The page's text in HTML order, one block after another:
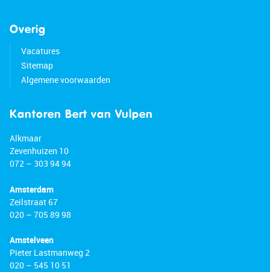
Overig
Vacatures
Sitemap
Algemene voorwaarden
Kantoren Bert van Vulpen
Alkmaar
Zevenhuizen 10
072 – 303 94 94
Amsterdam
Zeilstraat 67
020 – 705 89 98
Amstelveen
Pieter Lastmanweg 2
020 – 545 10 51